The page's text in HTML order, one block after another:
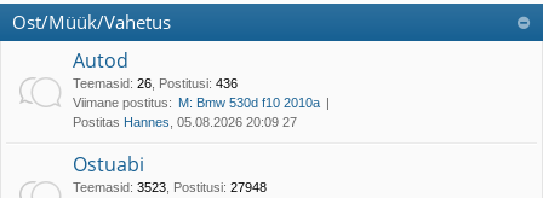
Ost/Müük/Vahetus
Autod
Teemasid: 26 Postitusi: 436
Viimane postitus: M: Bmw 530d f10 2010a
Postitas Hannes , 05.08.2026 20:09 27
Ostuabi
Teemasid: 3523 Postitusi: 27948